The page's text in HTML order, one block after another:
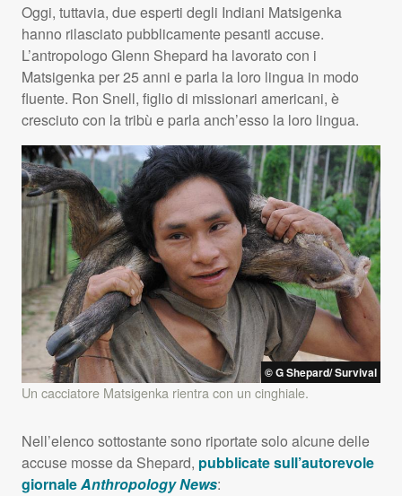
Oggi, tuttavia, due esperti degli Indiani Matsigenka
hanno rilasciato pubblicamente pesanti accuse.
L’antropologo Glenn Shepard ha lavorato con i
Matsigenka per 25 anni e parla la loro lingua in modo
fluente. Ron Snell, figlio di missionari americani, è
cresciuto con la tribù e parla anch’esso la loro lingua.
© G Shepard/ Survival
Un cacciatore Matsigenka rientra con un cinghiale.
Nell’elenco sottostante sono riportate solo alcune delle
accuse mosse da Shepard, pubblicate sull’autorevole
giornaleAnthropology News: